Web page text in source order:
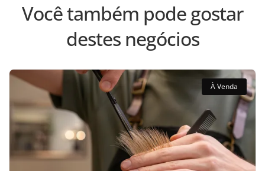
Você também pode gostar
destes negócios
À Venda